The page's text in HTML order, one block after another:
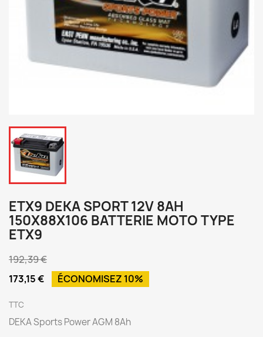
ETX9 DEKA SPORT 12V 8AH
150X88X106 BATTERIE MOTO TYPE
ETX9
192,39 €
173,15 €
ÉCONOMISEZ 10%
TTC
DEKA Sports Power AGM 8Ah